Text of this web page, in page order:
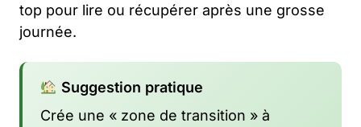
top pour lire ou récupérer après une grosse
journée.
Suggestion pratique
Crée une « zone de transition » à